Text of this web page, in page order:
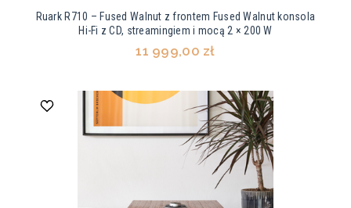
Ruark R710 – Fused Walnut z frontem Fused Walnut konsola
Hi-Fi z CD, streamingiem i mocą 2 × 200 W
11 999,00 zł